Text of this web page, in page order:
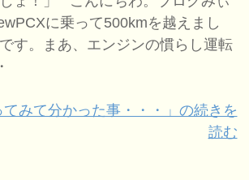
に乗って500kmを越えまし
す。まあ、エンジンの慣らし運転
てみて分かった事・・・」の続きを
読む